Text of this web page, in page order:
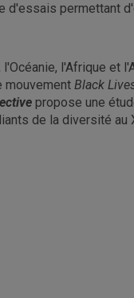
permettant
l'Afrique et
mouvement Black
propose une
de la diversité au